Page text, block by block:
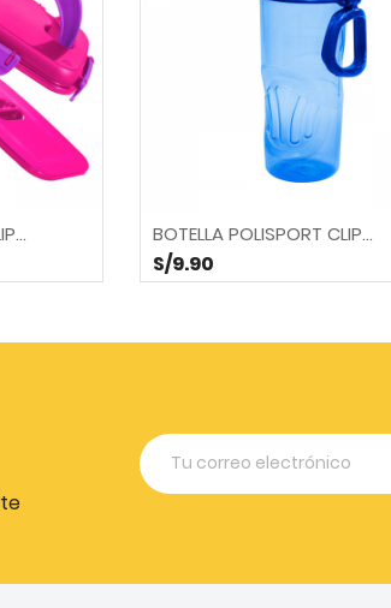
BOTELLA POLISPORT CLIP...
S/9.90